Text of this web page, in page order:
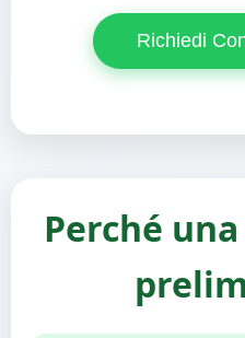
Richiedi
Perché